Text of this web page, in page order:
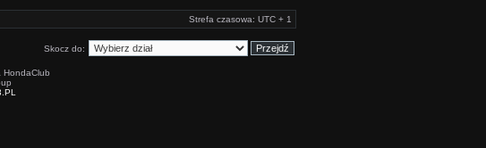
Strefa czasowa: UTC + 1
Skocz do:
HondaClub